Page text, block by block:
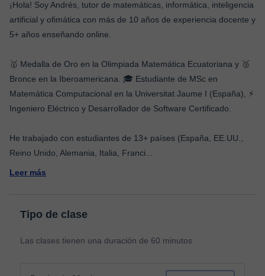
¡Hola! Soy Andrés, tutor de matemáticas, informática, inteligencia
artificial y ofimática con más de 10 años de experiencia docente y
5+ años enseñando online.
🥇 Medalla de Oro en la Olimpiada Matemática Ecuatoriana y 🥉
Bronce en la Iberoamericana. 🎓 Estudiante de MSc en
Matemática Computacional en la Universitat Jaume I (España), ⚡
Ingeniero Eléctrico y Desarrollador de Software Certificado.
He trabajado con estudiantes de 13+ países (España, EE.UU.,
Reino Unido, Alemania, Italia, Franci
Leer más
Tipo de clase
Las clases tienen una duración de 60 minutos